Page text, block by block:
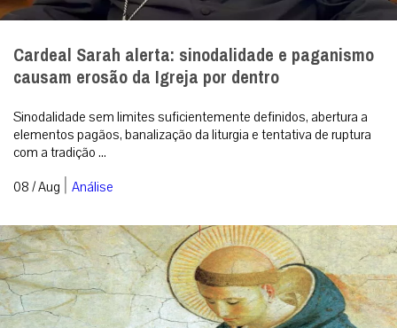
Cardeal Sarah alerta: sinodalidade e paganismo
causam erosão da Igreja por dentro
Sinodalidade sem limites suficientemente definidos, abertura a
elementos pagãos, banalização da liturgia e tentativa de ruptura
com a tradição ...
08 / Aug | Análise